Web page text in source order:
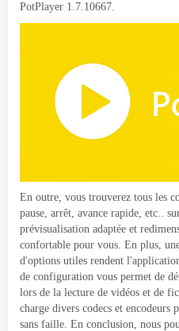
PotPlayer 1.7.10667.
En outre, vous trouverez tous les
pause, arrêt, avance rapide, etc..
prévisualisation adaptée et
confortable pour vous. En plus,
d'options utiles rendent
de configuration vous permet de
lors de la lecture de vidéos et de
charge divers codecs et encodeurs
sans faille. En conclusion, nous